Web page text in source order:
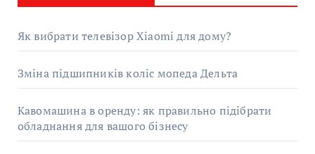
:
Як вибрати телевізор Xiaomi для дому?
Зміна підшипників коліс мопеда Дельта
Кавомашина в оренду: як правильно підібрати
обладнання для вашого бізнесу